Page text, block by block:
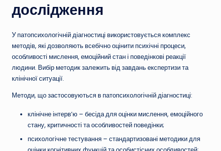
дослідження
У патопсихологічній діагностиці використовується комплекс
методів, які дозволяють всебічно оцінити психічні процеси,
особливості мислення, емоційний стан і поведінкові реакції
людини. Вибір методик залежить від завдань експертизи та
клінічної ситуації.
Методи, що застосовуються в патопсихологічній діагностиці:
клінічне інтерв’ю – бесіда для оцінки мислення, емоційного
стану, критичності та особливостей поведінки;
психологічне тестування – стандартизовані методики для